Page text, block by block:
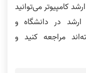
کامپیوتر می‌توانید
ارشد در دانشگاه و
مراجعه کنید و